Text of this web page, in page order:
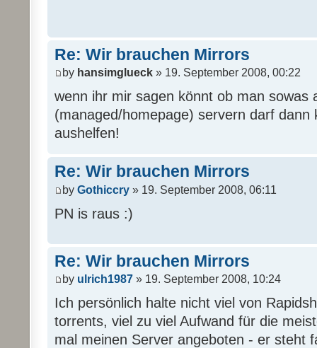
Re: Wir brauchen Mirrors
by hansimglueck » 19. September 2008, 00:22
wenn ihr mir sagen könnt ob man sowas
(managed/homepage) servern darf
aushelfen!
Re: Wir brauchen Mirrors
by Gothiccry » 19. September 2008, 06:11
PN is raus :)
Re: Wir brauchen Mirrors
by ulrich1987 » 19. September 2008, 10:24
Ich persönlich halte nicht viel von
torrents, viel zu viel Aufwand für die
mal meinen Server angeboten - er steht